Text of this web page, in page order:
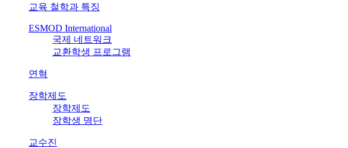
교육 철학과 특징
ESMOD International
국제 네트워크
교환학생 프로그램
연혁
장학제도
장학제도
장학생 명단
교수진